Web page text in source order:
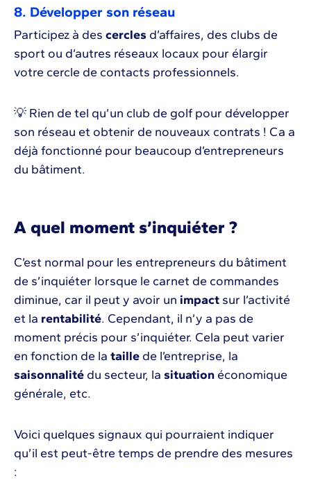
8. Développer son réseau
Participez à des cercles d’affaires, des clubs de
sport ou d’autres réseaux locaux pour élargir
votre cercle de contacts professionnels.
💡 Rien de tel qu’un club de golf pour développer
son réseau et obtenir de nouveaux contrats ! Ca a
déjà fonctionné pour beaucoup d’entrepreneurs
du bâtiment.
A quel moment s’inquiéter ?
C’est normal pour les entrepreneurs du bâtiment
de s’inquiéter lorsque le carnet de commandes
diminue, car il peut y avoir un impact sur l’activité
et la rentabilité. Cependant, il n’y a pas de
moment précis pour s’inquiéter. Cela peut varier
en fonction de la taille de l’entreprise, la
saisonnalité du secteur, la situation économique
générale, etc.
Voici quelques signaux qui pourraient indiquer
qu’il est peut-être temps de prendre des mesures
: